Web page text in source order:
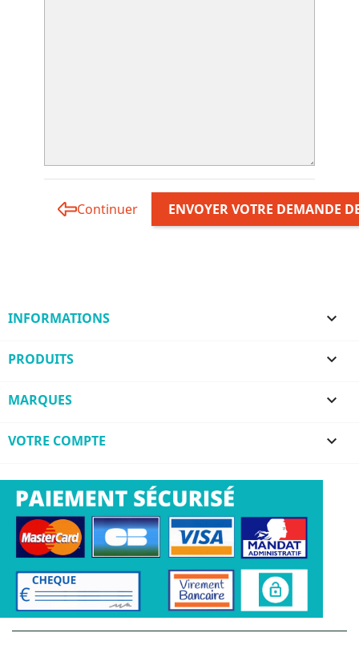
Continuer ENVOYER VOTRE DEMANDE
INFORMATIONS 
PRODUITS 
MARQUES 
VOTRE COMPTE 